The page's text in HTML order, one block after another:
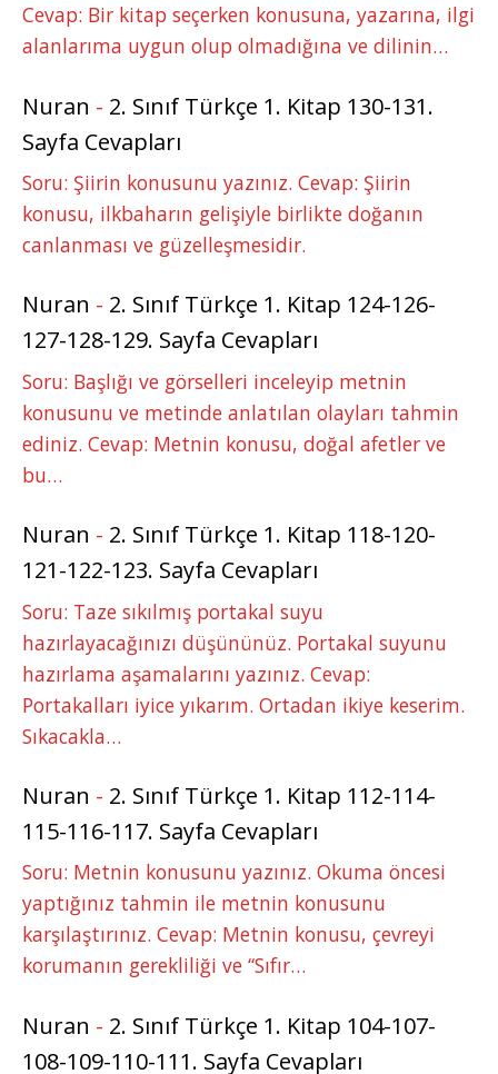
Cevap: Bir kitap seçerken konusuna, yazarına, ilgi
alanlarıma uygun olup olmadığına ve dilinin…
Nuran - 2. Sınıf Türkçe 1. Kitap 130-131.
Sayfa Cevapları
Soru: Şiirin konusunu yazınız. Cevap: Şiirin
konusu, ilkbaharın gelişiyle birlikte doğanın
canlanması ve güzelleşmesidir.
Nuran - 2. Sınıf Türkçe 1. Kitap 124-126-
127-128-129. Sayfa Cevapları
Soru: Başlığı ve görselleri inceleyip metnin
konusunu ve metinde anlatılan olayları tahmin
ediniz. Cevap: Metnin konusu, doğal afetler ve
bu…
Nuran - 2. Sınıf Türkçe 1. Kitap 118-120-
121-122-123. Sayfa Cevapları
Soru: Taze sıkılmış portakal suyu
hazırlayacağınızı düşününüz. Portakal suyunu
hazırlama aşamalarını yazınız. Cevap:
Portakalları iyice yıkarım. Ortadan ikiye keserim.
Sıkacakla…
Nuran - 2. Sınıf Türkçe 1. Kitap 112-114-
115-116-117. Sayfa Cevapları
Soru: Metnin konusunu yazınız. Okuma öncesi
yaptığınız tahmin ile metnin konusunu
karşılaştırınız. Cevap: Metnin konusu, çevreyi
korumanın gerekliliği ve “Sıfır…
Nuran - 2. Sınıf Türkçe 1. Kitap 104-107-
108-109-110-111. Sayfa Cevapları